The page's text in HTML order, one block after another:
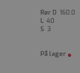
160.0
40
3